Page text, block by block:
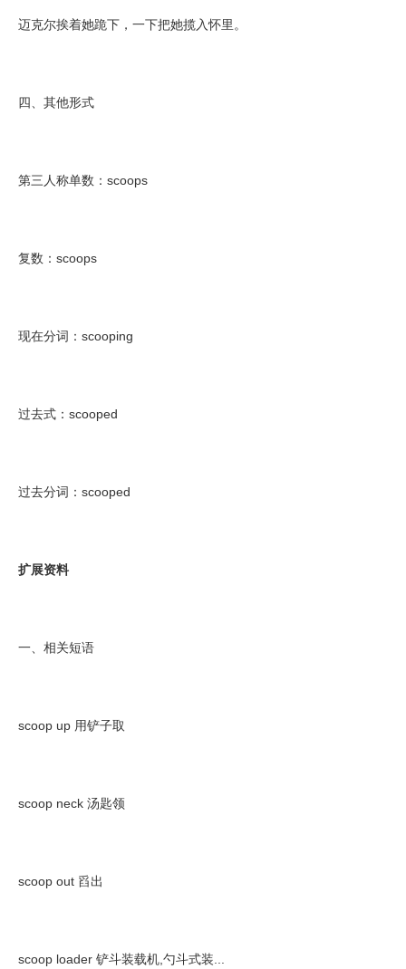
迈克尔挨着她跪下，一下把她揽入怀里。
四、其他形式
第三人称单数：scoops
复数：scoops
现在分词：scooping
过去式：scooped
过去分词：scooped
扩展资料
一、相关短语
scoop up 用铲子取
scoop neck 汤匙领
scoop out 舀出
scoop loader 铲斗装载机,勺斗式装...